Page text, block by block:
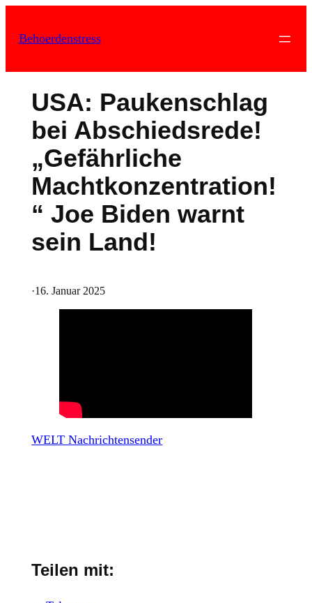
Inhalt
Behoerdenstress
USA: Paukenschlag
bei Abschiedsrede!
„Gefährliche
Machtkonzentration!
“ Joe Biden warnt
sein Land!
·16. Januar 2025
WELT Nachrichtensender
Teilen mit: